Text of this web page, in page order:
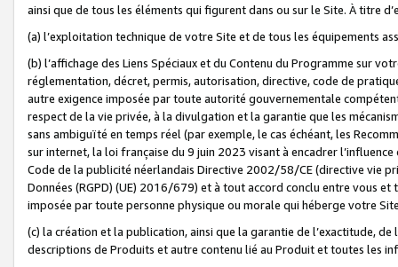
ainsi que de tous les éléments qui figurent dans ou sur le Site. À titre
(a) l’exploitation technique de votre Site et de tous les équipements
(b) l’affichage des Liens Spéciaux et du Contenu du Programme sur
réglementation, décret, permis, autorisation, directive, code de
autre exigence imposée par toute autorité gouvernementale
respect de la vie privée, à la divulgation et la garantie que les
sans ambiguïté en temps réel (par exemple, le cas échéant, les
sur internet, la loi française du 9 juin 2023 visant à encadrer
Code de la publicité néerlandais Directive 2002/58/CE (directive vie
Données (RGPD) (UE) 2016/679) et à tout accord conclu entre vous
imposée par toute personne physique ou morale qui héberge votre
(c) la création et la publication, ainsi que la garantie de l’exactitude,
descriptions de Produits et autre contenu lié au Produit et toutes les